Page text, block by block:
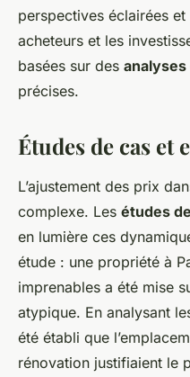
perspectives éclairées
acheteurs et les
basées sur des analyses
précises.
Études de cas et
L’ajustement des prix
complexe. Les études
en lumière ces
étude : une propriété à
imprenables a été mise
atypique. En analysant
été établi que
rénovation justifiaient le